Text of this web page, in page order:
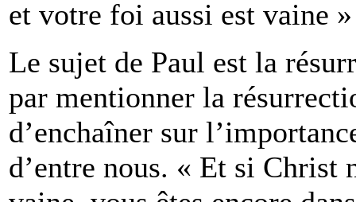
et votre foi aussi est vaine
Le sujet de Paul est la
par mentionner la
d’enchaîner sur
d’entre nous. « Et si Christ